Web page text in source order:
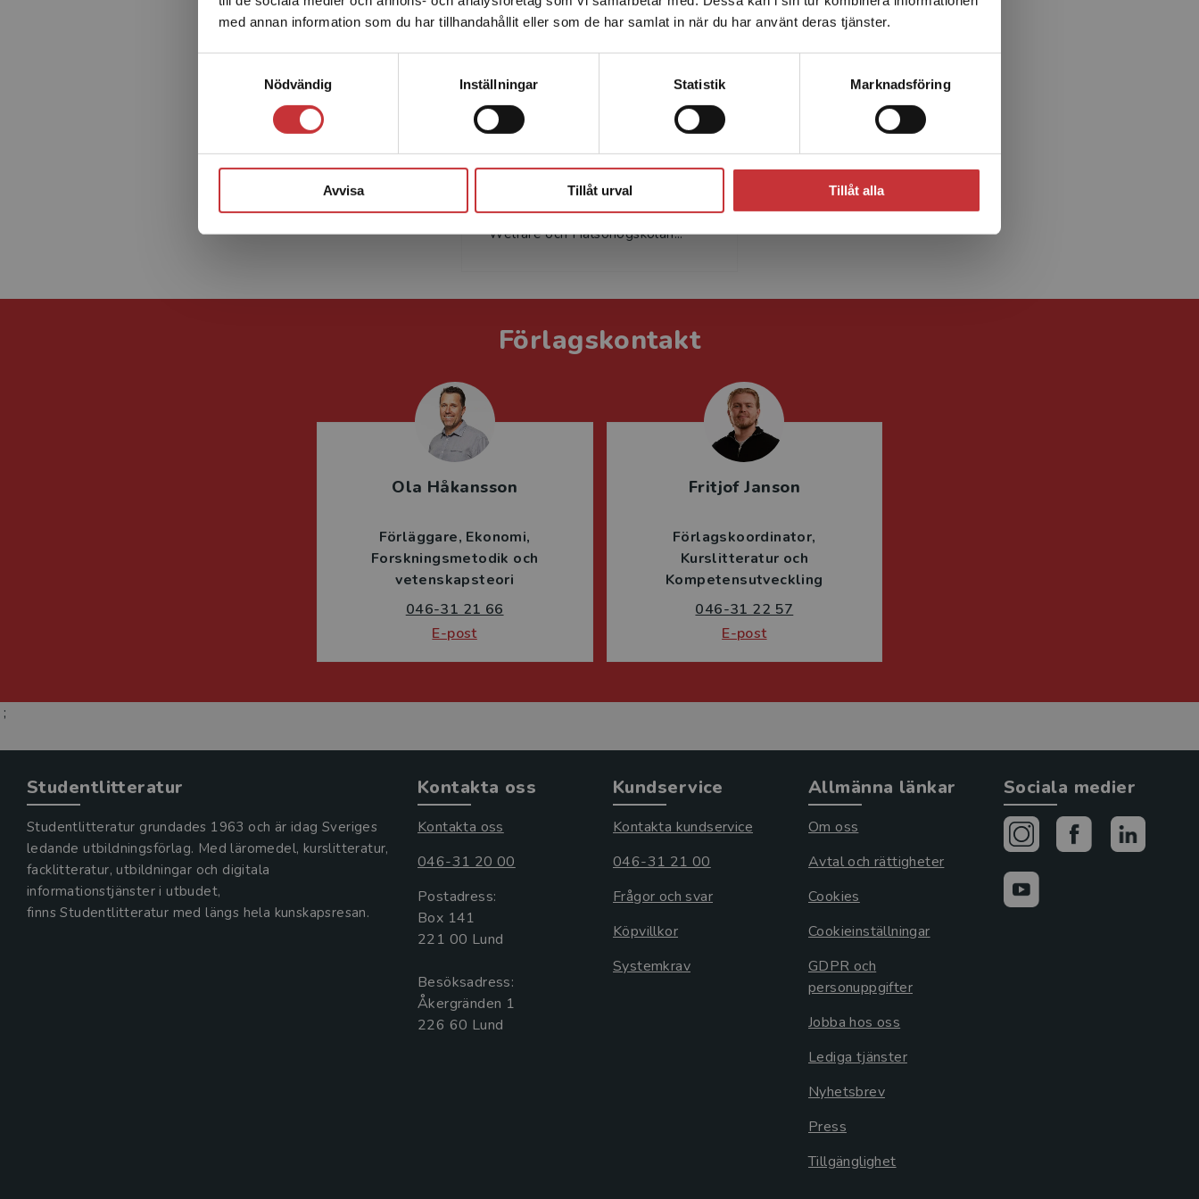
med annan information som du har tillhandahållit eller som de har samlat in när du har använt deras tjänster.
Nödvändig
Inställningar Statistik Marknadsföring
Avvisa Tillåt urval Tillåt alla
leveransadressen vara i Sverige.Läs mer
kvalitetsförbättring och ledarskap
vid The Jönköping Academy for
Improvement of Health and
Welfare och Hälsohögskolan...
Förlagskontakt
Ola Håkansson
Förläggare Ekonomi
Forskningsmetodik och
vetenskapsteori
046-31 21 66
E-post
Fritjof Janson
Förlagskoordinator
Kurslitteratur och
Kompetensutveckling
046-31 22 57
E-post
;
Studentlitteratur
Studentlitteratur grundades 1963 och är idag Sveriges
ledande utbildningsförlag. Med läromedel, kurslitteratur,
facklitteratur, utbildningar och digitala
informationstjänster i utbudet,
finns Studentlitteratur med längs hela kunskapsresan.
Kontakta oss
Kontakta oss
046-31 20 00
Postadress:
Box 141
221 00 Lund
Besöksadress:
Åkergränden 1
Kundservice
Kontakta kundservice
046-31 21 00
Frågor och svar
Köpvillkor
Systemkrav
Allmänna länkar
Om oss
Avtal och rättigheter
Cookies
Cookieinställningar
GDPR och
personuppgifter
Jobba hos oss
Lediga tjänster
Nyhetsbrev
Press
Tillgänglighet
Sociala medier